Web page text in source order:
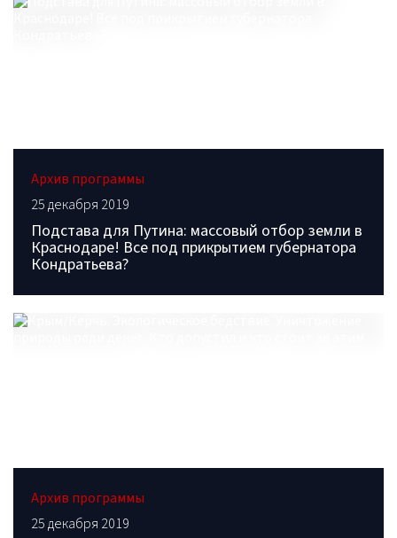
Архив программы
25 декабря 2019
Подстава для Путина: массовый отбор земли в
Краснодаре! Все под прикрытием губернатора
Кондратьева?
Архив программы
25 декабря 2019